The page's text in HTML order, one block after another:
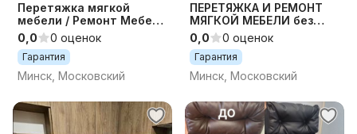
Перетяжка мягкой
мебели / Ремонт Мебели
/ Обивка Мебели /
Реставрация Мебели /
Диван / Кровать
0,0 0 оценок
Гарантия
Минск, Московский
ПЕРЕТЯЖКА И РЕМОНТ
МЯГКОЙ МЕБЕЛИ без
предоплаты и в
рассрочку на 12 мес.
МОСКОВСКИЙ Р-Н
МИНСК
0,0 0 оценок
Гарантия
Минск, Московский